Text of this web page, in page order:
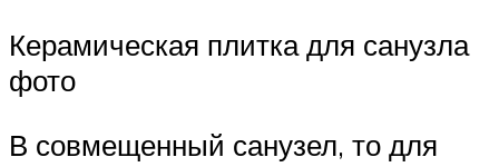
Керамическая плитка для санузла
фото
В совмещенный санузел, то для